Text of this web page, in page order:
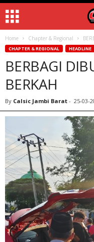
Home Chapter & Regional
CHAPTER & REGIONAL HEADLINE
BERBAGI
BERKAH
By Calsic Jambi Barat - 25-03-